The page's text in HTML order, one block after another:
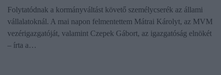
Folytatódnak a kormányváltást követő személycserék az állami
vállalatoknál. A mai napon felmentettem Mátrai Károlyt, az MVM
vezérigazgatóját, valamint Czepek Gábort, az igazgatóság elnökét
– írta a…